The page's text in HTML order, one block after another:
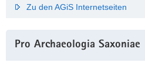
Zu den AGiS Internetseiten
Pro Archaeologia Saxoniae